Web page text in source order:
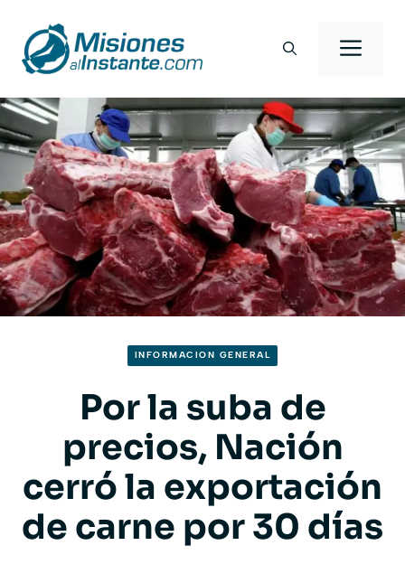
contenido
INFORMACION GENERAL
Por la suba de
precios, Nación
cerró la exportación
de carne por 30 días